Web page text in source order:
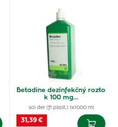
Betadine dezinfekčný rozto
k 100 mg…
sol der (fľ.plast.) 1x1000 ml
31,39 €